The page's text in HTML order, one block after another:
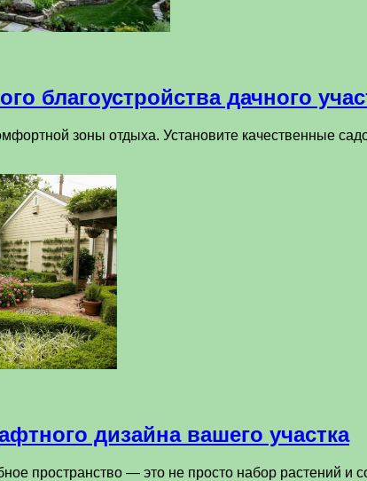
благоустройства дачного
зоны отдыха. Установите качественные
дизайна вашего участка
пространство — это не просто набор растений и